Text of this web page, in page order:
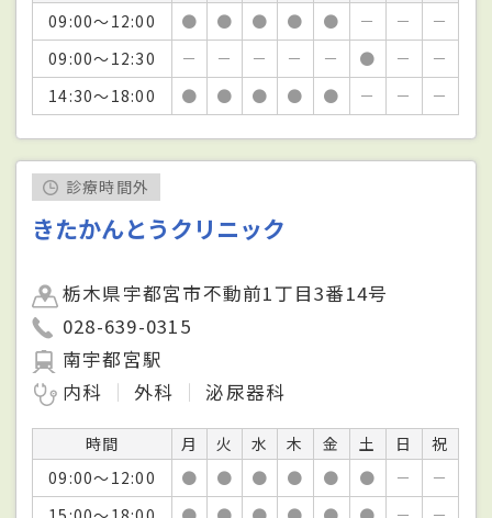
09:00～12:00
● ● ● ● ● － －
－
09:00～12:30
－ － － － － ● －
－
14:30～18:00
● ● ● ● ● － － －
診療時間外
きたかんとうクリニック
栃木県宇都宮市不動前1丁目3番14号
028-639-0315
南宇都宮駅
内科
外科 泌尿器科
時間 月 火 水 木 金 土 日
祝
09:00～12:00
● ● ● ● ● ● －
－